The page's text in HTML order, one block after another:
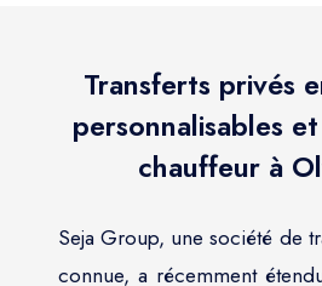
Transferts privés
personnalisables
chauffeur à
Seja Group, une société de
connue, a récemment